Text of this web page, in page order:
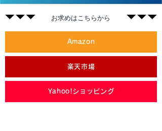
​お求めはこちらから
Amazon
楽天市場
Yahoo!ショッピング